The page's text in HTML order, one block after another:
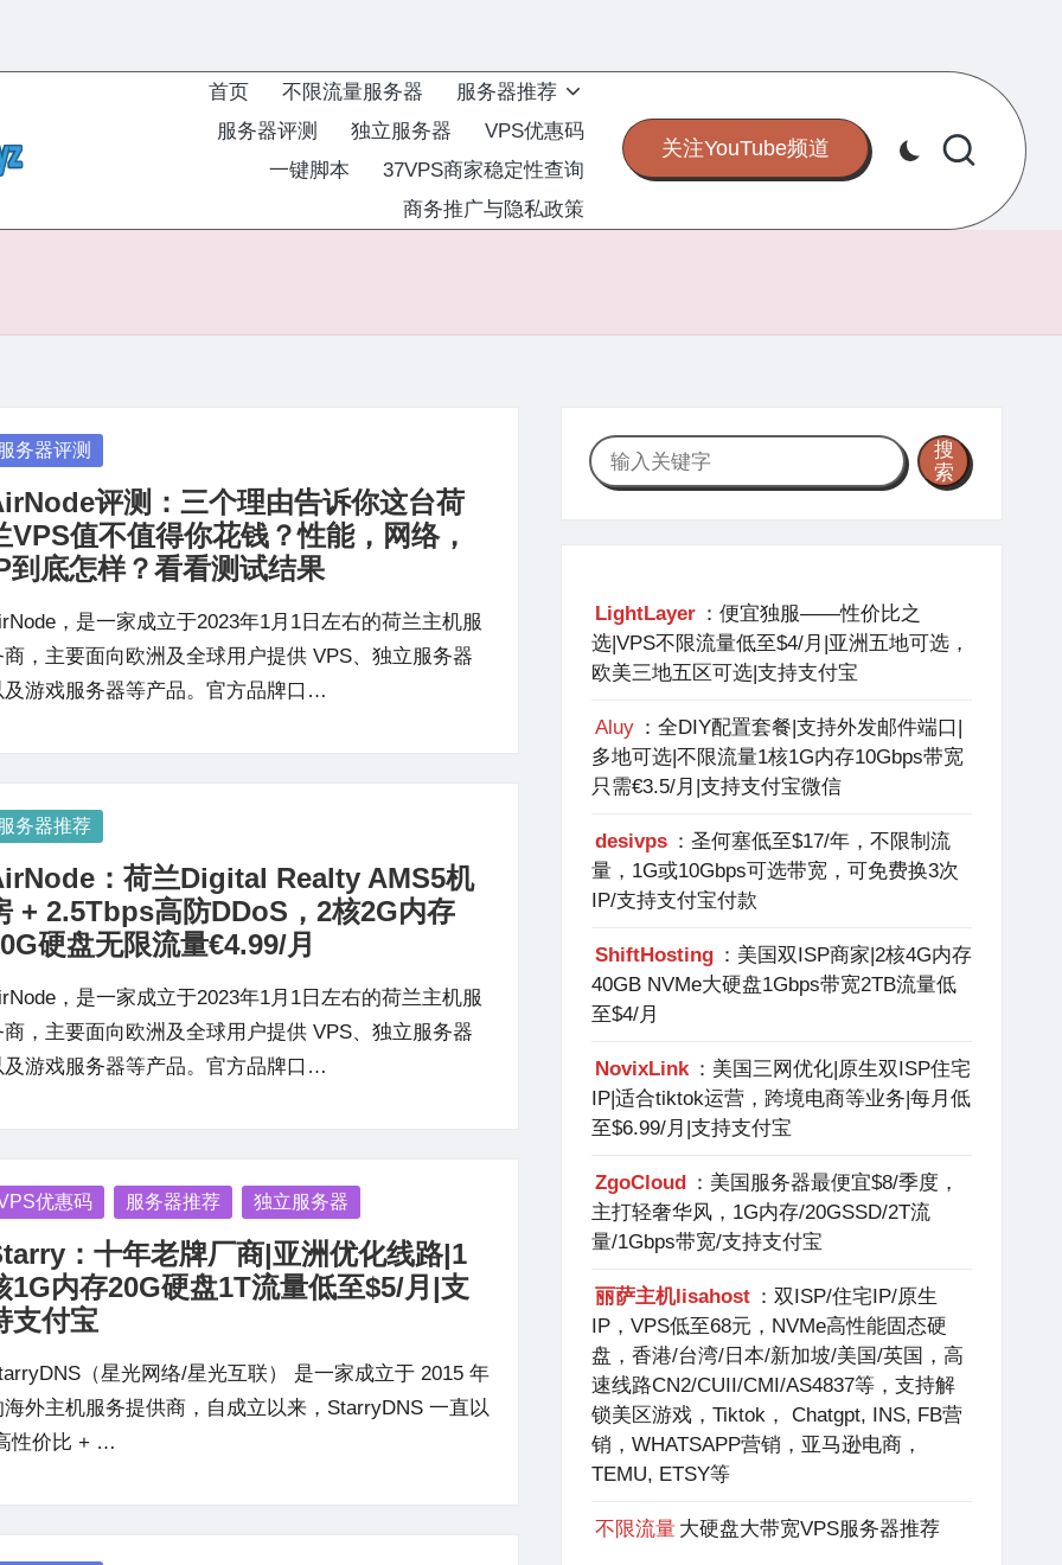
首页 不限流量服务器
服务器推荐
服务器评测
独立服务器
VPS优惠码
一键脚本
37VPS商家稳定性查询
商务推广与隐私政策
关注YouTube频道
服务器评测
评测：三个理由告诉你这台荷
VPS值不值得你花钱？性能，网络，
到底怎样？看看测试结果
，是一家成立于2023年1月1日左右的荷兰主机服
商，主要面向欧洲及全球用户提供 VPS、独立服务器
及游戏服务器等产品。官方品牌口…
服务器推荐
：荷兰Digital Realty AMS5机
+ 2.5Tbps高防DDoS，2核2G内存
硬盘无限流量€4.99/月
，是一家成立于2023年1月1日左右的荷兰主机服
商，主要面向欧洲及全球用户提供 VPS、独立服务器
及游戏服务器等产品。官方品牌口…
优惠码 服务器推荐 独立服务器
：十年老牌厂商|亚洲优化线路|1
1G内存20G硬盘1T流量低至$5/月|支
支付宝
（星光网络/星光互联） 是一家成立于 2015 年
海外主机服务提供商，自成立以来，StarryDNS 一直以
性价比 + …
搜
索
搜
索
LightLayer ：便宜独服——性价比之
选|VPS不限流量低至$4/月|亚洲五地可选，
欧美三地五区可选|支持支付宝
Aluy ：全DIY配置套餐|支持外发邮件端口|
多地可选|不限流量1核1G内存10Gbps带宽
只需€3.5/月|支持支付宝微信
desivps ：圣何塞低至$17/年，不限制流
量，1G或10Gbps可选带宽，可免费换3次
IP/支持支付宝付款
ShiftHosting ：美国双ISP商家|2核4G内存
40GB NVMe大硬盘1Gbps带宽2TB流量低
至$4/月
NovixLink ：美国三网优化|原生双ISP住宅
IP|适合tiktok运营，跨境电商等业务|每月低
至$6.99/月|支持支付宝
ZgoCloud ：美国服务器最便宜$8/季度，
主打轻奢华风，1G内存/20GSSD/2T流
量/1Gbps带宽/支持支付宝
丽萨主机lisahost ：双ISP/住宅IP/原生
IP，VPS低至68元，NVMe高性能固态硬
盘，香港/台湾/日本/新加坡/美国/英国，高
速线路CN2/CUII/CMI/AS4837等，支持解
锁美区游戏，Tiktok， Chatgpt, INS, FB营
销，WHATSAPP营销，亚马逊电商，
TEMU, ETSY等
不限流量 大硬盘大带宽VPS服务器推荐